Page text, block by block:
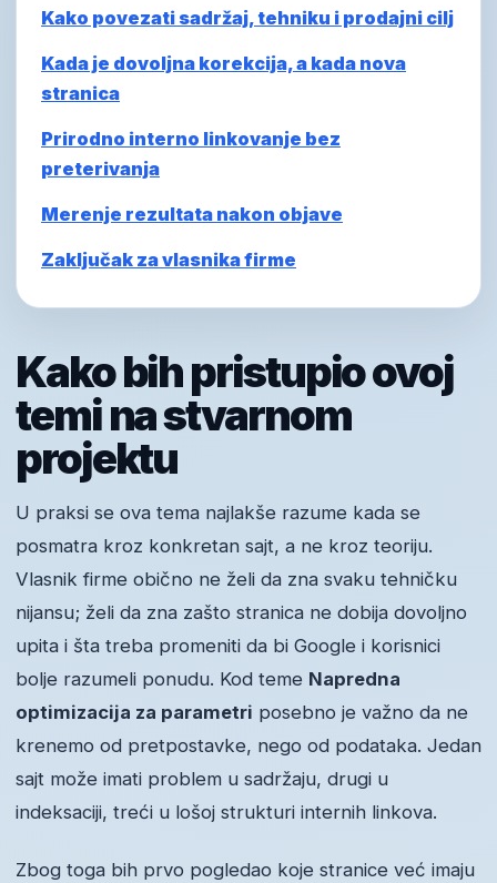
Kako povezati sadržaj, tehniku i prodajni cilj
Kada je dovoljna korekcija, a kada nova
stranica
Prirodno interno linkovanje bez
preterivanja
Merenje rezultata nakon objave
Zaključak za vlasnika firme
Kako bih pristupio ovoj
temi na stvarnom
projektu
U praksi se ova tema najlakše razume kada se
posmatra kroz konkretan sajt, a ne kroz teoriju.
Vlasnik firme obično ne želi da zna svaku tehničku
nijansu; želi da zna zašto stranica ne dobija dovoljno
upita i šta treba promeniti da bi Google i korisnici
bolje razumeli ponudu. Kod teme Napredna
optimizacija za parametri posebno je važno da ne
krenemo od pretpostavke, nego od podataka. Jedan
sajt može imati problem u sadržaju, drugi u
indeksaciji, treći u lošoj strukturi internih linkova.
Zbog toga bih prvo pogledao koje stranice već imaju